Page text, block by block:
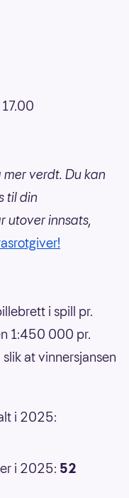
verdt. Du kan
til din
utover innsats,
i spill pr.
1:450 000 pr.
at vinnersjansen
i 2025:
i 2025: 52